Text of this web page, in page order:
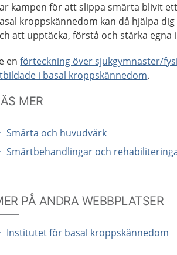
kampen för att slippa smärta blivit
kroppskännedom kan då hjälpa
att upptäcka, förstå och stärka egna
enförteckning över sjukgymnaster/
i basal kroppskännedom.
MER
Smärta och huvudvärk
Smärtbehandlingar och
PÅ ANDRA WEBBPLATSER
Institutet för basal kroppskännedom